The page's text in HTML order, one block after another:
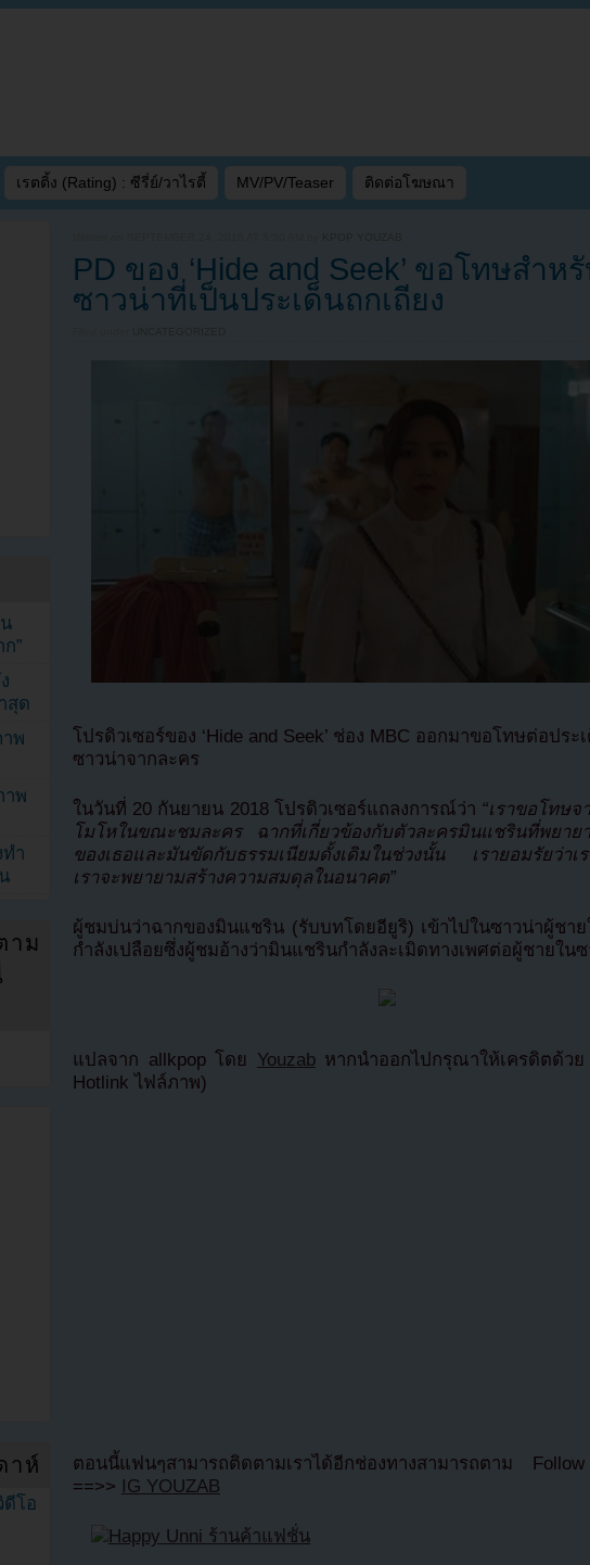
เรตติ้ง (Rating) : ซีรี่ย์/วาไรตี้ MV/PV/Teaser ติดต่อโฆษณา
KPOP YOUZAB
PD ของ ‘Hide and Seek’ ขอโทษสำห
ซาวน่าที่เป็นประเด็นถกเถียง
UNCATEGORIZED
โปรดิวเซอร์ของ ‘Hide and Seek’ ช่อง MBC ออกมาขอโทษต่อประ
ซาวน่าจากละคร
ในวันที่ 20 กันยายน 2018 โปรดิวเซอร์แถลงการณ์ว่า “เราขอโทษ
โมโหในขณะชมละคร ฉากที่เกี่ยวข้องกับตัวละครมินแชรินที่พยาย
ของเธอและมันขัดกับธรรมเนียมดั้งเดิมในช่วงนั้น เรายอมรัยว่าเร
เราจะพยายามสร้างความสมดุลในอนาคต”
ผู้ชมบ่นว่าฉากของมินแชริน (รับบทโดยอียูริ) เข้าไปในซาวน่าผู้ชา
กำลังเปลือยซึ่งผู้ชมอ้างว่ามินแชรินกำลังละเมิดทางเพศต่อผู้ชายใน
แปลจาก allkpop โดย Youzabหากนำออกไปกรุณาให้เครดิตด้ว
Hotlink ไฟล์ภาพ)
ตอนนี้แฟนๆสามารถติดตามเราได้อีกช่องทางสามารถตาม
==>> IG YOUZAB
”
สุด
พ
าพ
ำ
าม
าห์
โอ